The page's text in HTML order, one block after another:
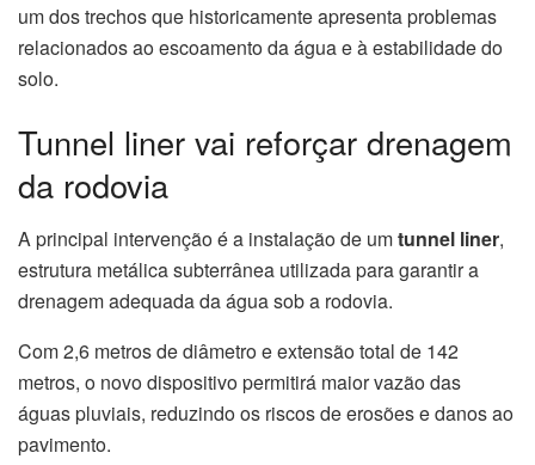
um dos trechos que historicamente apresenta problemas
relacionados ao escoamento da água e à estabilidade do
solo.
Tunnel liner vai reforçar drenagem
da rodovia
A principal intervenção é a instalação de umtunnel liner,
estrutura metálica subterrânea utilizada para garantir a
drenagem adequada da água sob a rodovia.
Com 2,6 metros de diâmetro e extensão total de 142
metros, o novo dispositivo permitirá maior vazão das
águas pluviais, reduzindo os riscos de erosões e danos ao
pavimento.